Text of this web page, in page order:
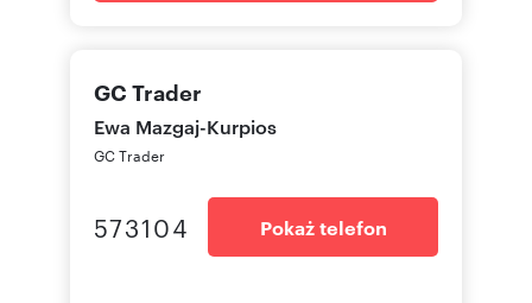
GC Trader
Ewa Mazgaj-Kurpios
GC Trader
573104 Pokaż telefon